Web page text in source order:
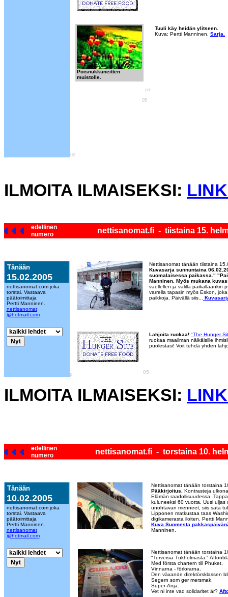
02
Poisnukkuneitten
muistolle.
Tuuli käy heidän ylitseen.
Kuva: Pertti Manninen.
Sarja.
pm
05
ILMOITA ILMAISEKSI:
edellinen
numero
nettisanomat.fi - tiistaina 15.
Tänään
15.02.2005
nettisanomat.com joka
torstai. Vastaava
päätoimittaja
Pertti Manninen.
nettisanomat
@hotmail.com
p
Nettisanomat tänään tiistaina
Kuvasarja sunnuntaina
suomalaisessa paikassa."
Manninen. Myös mukana
vaellellen ja välillä paikallaankin
varrella tapasin myös Eskon,
paikkoja. Päivällä siis...
Lahjoita ruokaa! "The Hunger
ruokaa maailman nälkäisille
puolestasi! Voit tehdä yhden
05
ILMOITA ILMAISEKSI:
edellinen
numero
nettisanomat.fi - torstaina 10.
Tänään
10.02.2005
nettisanomat.com joka
torstai. Vastaava
päätoimittaja
Pertti Manninen.
nettisanomat
@hotmail.com
Nettisanomat tänään torstaina
Pääkirjoitus. Kontrasteja
Elämän raadollisuudessa.
kuluneeksi 60 vuotta. Uusi uljas
unohtavan menneet, siis sata
Lipponen matkustaa taas
digikamerasta iloiten. Pertti
Kuva Suomesta
Manninen.
Nettisanomat tänään torstaina
"Terveisiä Tukholmasta."
Med första chartern till Phuket.
Vinnarna - förlorarna.
Den växande direktörsklassen
Segern som ger mersmak.
Super-Anja.
Vet ni inte vad solidaritet är?